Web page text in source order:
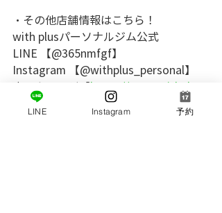
・その他店舗情報はこちら！
with plusパーソナルジム公式
LINE 【@365nmfgf】
Instagram 【@withplus_personal】
ホームページ【https://www.withplus-
personalgym.com/】
LINE Instagram 予約